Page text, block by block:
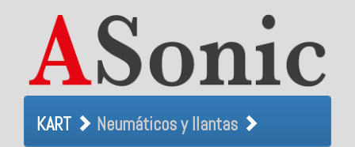
KART Neumáticos y llantas
KART Neumáticos y llantas